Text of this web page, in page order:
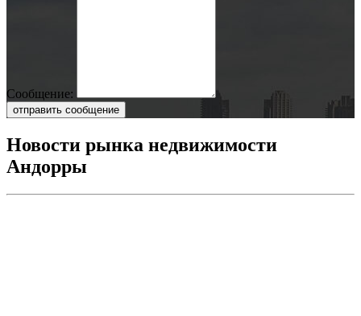
Сообщение:
отправить сообщение
Новости рынка недвижимости
Андорры